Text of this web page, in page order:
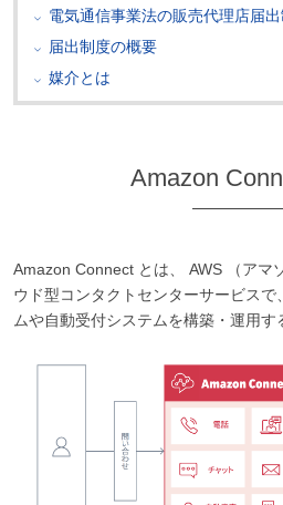
電気通信事業法の販売代理店届
届出制度の概要
媒介とは
Amazon
Amazon Connect とは、 AWS （アマ
ウド型コンタクトセンターサービス
ムや自動受付システムを構築・運用す